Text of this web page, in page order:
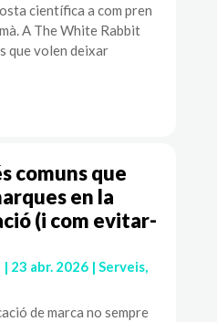
científica a com pren
A The White Rabbit
que volen deixar
comuns que
en la
(i com evitar-
| 23 abr. 2026| Serveis,
de marca no sempre